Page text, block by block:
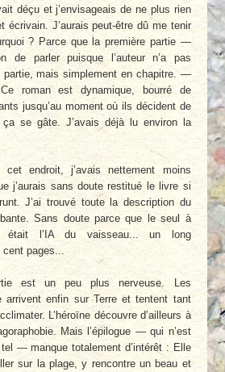
déçu et j’envisageais de ne plus rien
écrivain. J’aurais peut-être dû me tenir
? Parce que la première partie —
de parler puisque l’auteur n’a pas
partie, mais simplement en chapitre. —
roman est dynamique, bourré de
jusqu’au moment où ils décident de
ça se gâte. J’avais déjà lu environ la
endroit, j’avais nettement moins
j’aurais sans doute restitué le livre si
J’ai trouvé toute la description du
Sans doute parce que le seul à
était l’IA du vaisseau... un long
cent pages...
est un peu plus nerveuse. Les
arrivent enfin sur Terre et tentent tant
L’héroïne découvre d’ailleurs à
Mais l’épilogue — qui n’est
— manque totalement d’intérêt : Elle
sur la plage, y rencontre un beau et